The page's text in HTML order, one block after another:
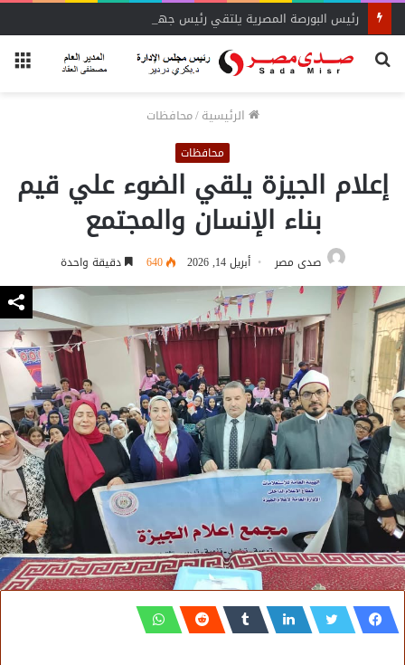
رئيس البورصة المصرية يلتقي رئيس جهاز التمثيل التجاري
بحث
الرئيسية/محافظات
محافظات
إعلام الجيزة يلقي الضوء علي قيم
بناء الإنسان والمجتمع
صدى مصر أبريل 14, 2026 640 دقيقة واحدة